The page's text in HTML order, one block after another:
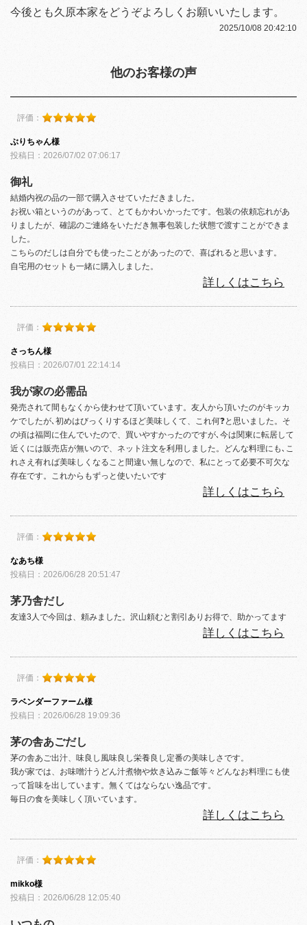
今後とも久原本家をどうぞよろしくお願いいたします。
2025/10/08 20:42:10
他のお客様の声
評価：
ぶりちゃん様
投稿日：2026/07/02 07:06:17
御礼
結婚内祝の品の一部で購入させていただきました。
お祝い箱というのがあって、とてもかわいかったです。包装の依頼忘れがあ
りましたが、確認のご連絡をいただき無事包装した状態で渡すことができま
した。
こちらのだしは自分でも使ったことがあったので、喜ばれると思います。
自宅用のセットも一緒に購入しました。
詳しくはこちら
評価：
さっちん様
投稿日：2026/07/01 22:14:14
我が家の必需品
発売されて間もなくから使わせて頂いています。友人から頂いたのがキッカ
ケでしたが､初めはびっくりするほど美味しくて、これ何❓と思いました。そ
の頃は福岡に住んでいたので、買いやすかったのですが､今は関東に転居して
近くには販売店が無いので、ネット注文を利用しました。どんな料理にも､こ
れさえ有れば美味しくなること間違い無しなので、私にとって必要不可欠な
存在です。これからもずっと使いたいです
詳しくはこちら
評価：
なあち様
投稿日：2026/06/28 20:51:47
茅乃舎だし
友達3人で今回は、頼みました。沢山頼むと割引ありお得で、助かってます
詳しくはこちら
評価：
ラベンダーファーム様
投稿日：2026/06/28 19:09:36
茅の舎あごだし
茅の舎あご出汁、味良し風味良し栄養良し定番の美味しさです。
我が家では、お味噌汁うどん汁煮物や炊き込みご飯等々どんなお料理にも使
って旨味を出しています。無くてはならない逸品です。
毎日の食を美味しく頂いています。
詳しくはこちら
評価：
mikko様
投稿日：2026/06/28 12:05:40